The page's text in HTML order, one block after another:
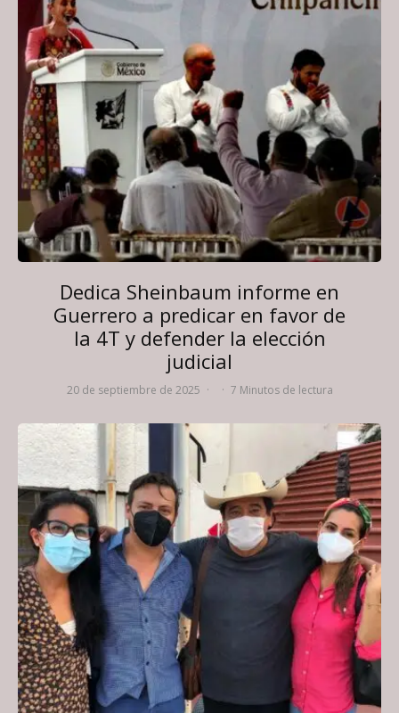
Dedica Sheinbaum informe en
Guerrero a predicar en favor de
la 4T y defender la elección
judicial
20 de septiembre de 2025 · · 7 Minutos de lectura